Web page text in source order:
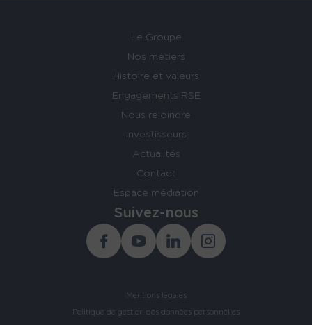
Le Groupe
Nos métiers
Histoire et valeurs
Engagements RSE
Nous rejoindre
Investisseurs
Actualités
Contact
Espace médiation
Suivez-nous
Facebook
YoutubeLinkedinInstagram
Mentions légales
Politique de gestion des données personnelles